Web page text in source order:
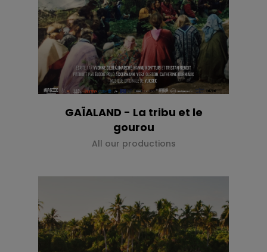
GAÏALAND - La tribu et le
gourou
All our productions